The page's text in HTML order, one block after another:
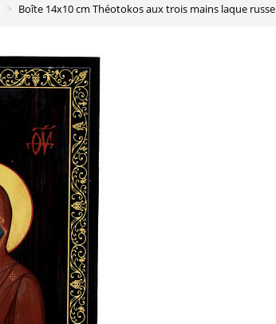
Boîte 14x10 cm Théotokos aux trois mains laque russe